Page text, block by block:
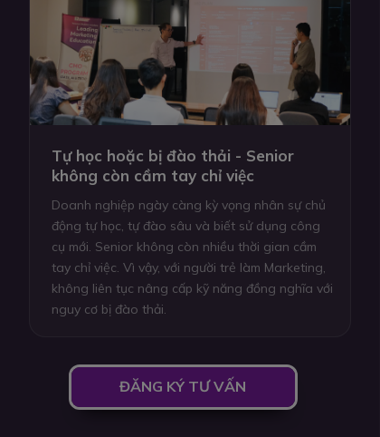
Tự học hoặc bị đào thải - Senior
không còn cầm tay chỉ việc
Doanh nghiệp ngày càng kỳ vọng nhân sự chủ
động tự học, tự đào sâu và biết sử dụng công
cụ mới. Senior không còn nhiều thời gian cầm
tay chỉ việc. Vì vậy, với người trẻ làm Marketing,
không liên tục nâng cấp kỹ năng đồng nghĩa với
nguy cơ bị đào thải.
ĐĂNG KÝ TƯ VẤN